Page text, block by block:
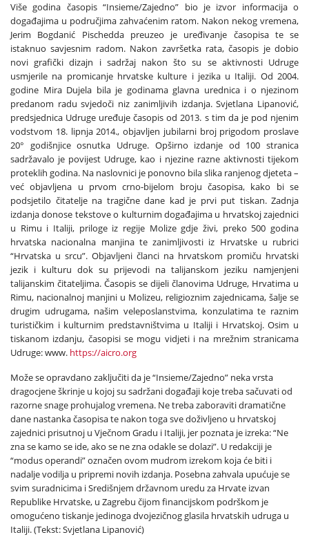
Više godina časopis “Insieme/Zajedno” bio je izvor informacija o
događajima u područjima zahvaćenim ratom. Nakon nekog vremena,
Jerim Bogdanić Pischedda preuzeo je uređivanje časopisa te se
istaknuo savjesnim radom. Nakon završetka rata, časopis je dobio
novi grafički dizajn i sadržaj nakon što su se aktivnosti Udruge
usmjerile na promicanje hrvatske kulture i jezika u Italiji. Od 2004.
godine Mira Dujela bila je godinama glavna urednica i o njezinom
predanom radu svjedoči niz zanimljivih izdanja. Svjetlana Lipanović,
predsjednica Udruge uređuje časopis od 2013. s tim da je pod njenim
vodstvom 18. lipnja 2014., objavljen jubilarni broj prigodom proslave
20° godišnjice osnutka Udruge. Opširno izdanje od 100 stranica
sadržavalo je povijest Udruge, kao i njezine razne aktivnosti tijekom
proteklih godina. Na naslovnici je ponovno bila slika ranjenog djeteta –
već objavljena u prvom crno-bijelom broju časopisa, kako bi se
podsjetilo čitatelje na tragične dane kad je prvi put tiskan. Zadnja
izdanja donose tekstove o kulturnim događajima u hrvatskoj zajednici
u Rimu i Italiji, priloge iz regije Molize gdje živi, preko 500 godina
hrvatska nacionalna manjina te zanimljivosti iz Hrvatske u rubrici
“Hrvatska u srcu”. Objavljeni članci na hrvatskom promiču hrvatski
jezik i kulturu dok su prijevodi na talijanskom jeziku namjenjeni
talijanskim čitateljima. Časopis se dijeli članovima Udruge, Hrvatima u
Rimu, nacionalnoj manjini u Molizeu, religioznim zajednicama, šalje se
drugim udrugama, našim veleposlanstvima, konzulatima te raznim
turističkim i kulturnim predstavništvima u Italiji i Hrvatskoj. Osim u
tiskanom izdanju, časopisi se mogu vidjeti i na mrežnim stranicama
Udruge: www. https://aicro.org
Može se opravdano zaključiti da je “Insieme/Zajedno” neka vrsta
dragocjene škrinje u kojoj su sadržani događaji koje treba sačuvati od
razorne snage prohujalog vremena. Ne treba zaboraviti dramatične
dane nastanka časopisa te nakon toga sve doživljeno u hrvatskoj
zajednici prisutnoj u Vječnom Gradu i Italiji, jer poznata je izreka: “Ne
zna se kamo se ide, ako se ne zna odakle se dolazi”. U redakciji je
“modus operandi” označen ovom mudrom izrekom koja će biti i
nadalje vodilja u pripremi novih izdanja. Posebna zahvala upućuje se
svim suradnicima i Središnjem državnom uredu za Hrvate izvan
Republike Hrvatske, u Zagrebu čijom financijskom podrškom je
omogućeno tiskanje jedinoga dvojezičnog glasila hrvatskih udruga u
Italiji. (Tekst: Svjetlana Lipanović)